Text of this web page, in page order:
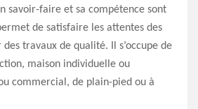
savoir-faire et sa compétence sont
de satisfaire les attentes des
travaux de qualité. Il s’occupe de
maison individuelle ou
commercial, de plain-pied ou à